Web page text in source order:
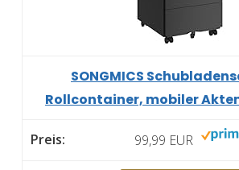
SONGMICS
Rollcontainer, mobiler
99,99 EUR